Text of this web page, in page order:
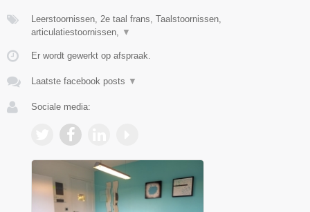
Leerstoornissen, 2e taal frans, Taalstoornissen,
articulatiestoornissen, ▼
Er wordt gewerkt op afspraak.
Laatste facebook posts ▼
Sociale media: